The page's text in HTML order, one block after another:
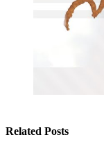
Related Posts